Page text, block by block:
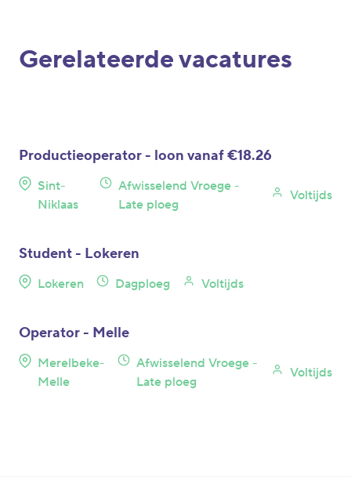
Gerelateerde vacatures
Productieoperator - loon vanaf €18.26
Sint-
Niklaas
Afwisselend Vroege -
Late ploeg
Voltijds
Student - Lokeren
Lokeren Dagploeg Voltijds
Operator - Melle
Merelbeke-
Melle
Afwisselend Vroege -
Late ploeg
Voltijds